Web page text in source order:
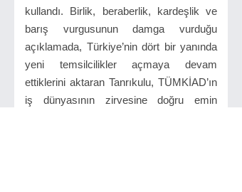
kullandı. Birlik, beraberlik, kardeşlik ve
barış vurgusunun damga vurduğu
açıklamada, Türkiye’nin dört bir yanında
yeni temsilcilikler açmaya devam
ettiklerini aktaran Tanrıkulu, TÜMKİAD’ın
iş dünyasının zirvesine doğru emin